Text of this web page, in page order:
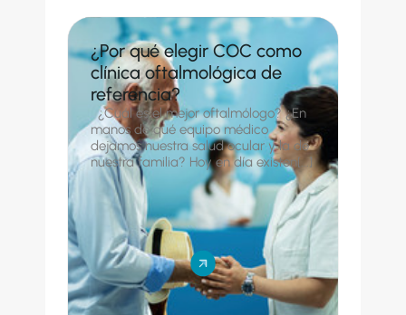
¿Por qué elegir COC como
clínica oftalmológica de
referencia?
¿Cuál es el mejor oftalmólogo? ¿En
manos de qué equipo médico
dejamos nuestra salud ocular y la de
nuestra familia? Hoy en día existen[...]